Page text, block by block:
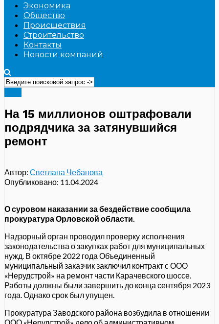
Экономика
Общество
Происшествия
Строительство
Контакты
Новости компаний
На 15 миллионов оштрафовали
подрядчика за затянувшийся
ремонт
Автор: Светлана Чебанова
Опубликовано: 11.04.2024
О суровом наказании за бездействие сообщила
прокуратура Орловской области.
Надзорный орган проводил проверку исполнения
законодательства о закупках работ для муниципальных
нужд. В октябре 2022 года Объединенный
муниципальный заказчик заключил контракт с ООО
«Нерудстрой» на ремонт части Карачевского шоссе.
Работы должны были завершить до конца сентября 2023
года. Однако срок был упущен.
Прокуратура Заводского района возбудила в отношении
ООО «Нерудстрой» дело об административном